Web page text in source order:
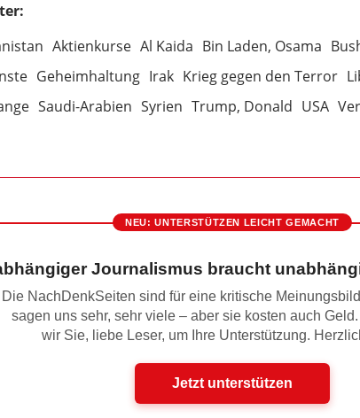
Aktienkurse Al Kaida Bin Laden, Osama
Geheimhaltung Irak Krieg gegen den Terror
Saudi-Arabien Syrien Trump, Donald USA
NEU: UNTERSTÜTZEN LEICHT GEMACHT
Journalismus braucht
Die NachDenkSeiten sind für eine kritische
sagen uns sehr, sehr viele – aber sie kosten auch
wir Sie, liebe Leser, um Ihre Unterstützung.
Jetzt unterstützen